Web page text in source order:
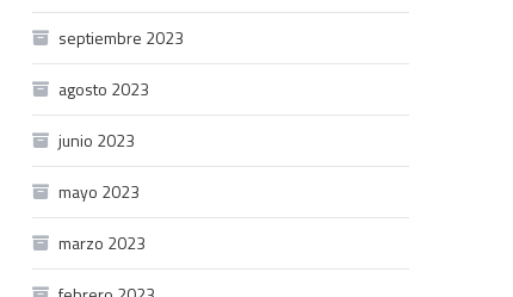
septiembre 2023
agosto 2023
junio 2023
mayo 2023
marzo 2023